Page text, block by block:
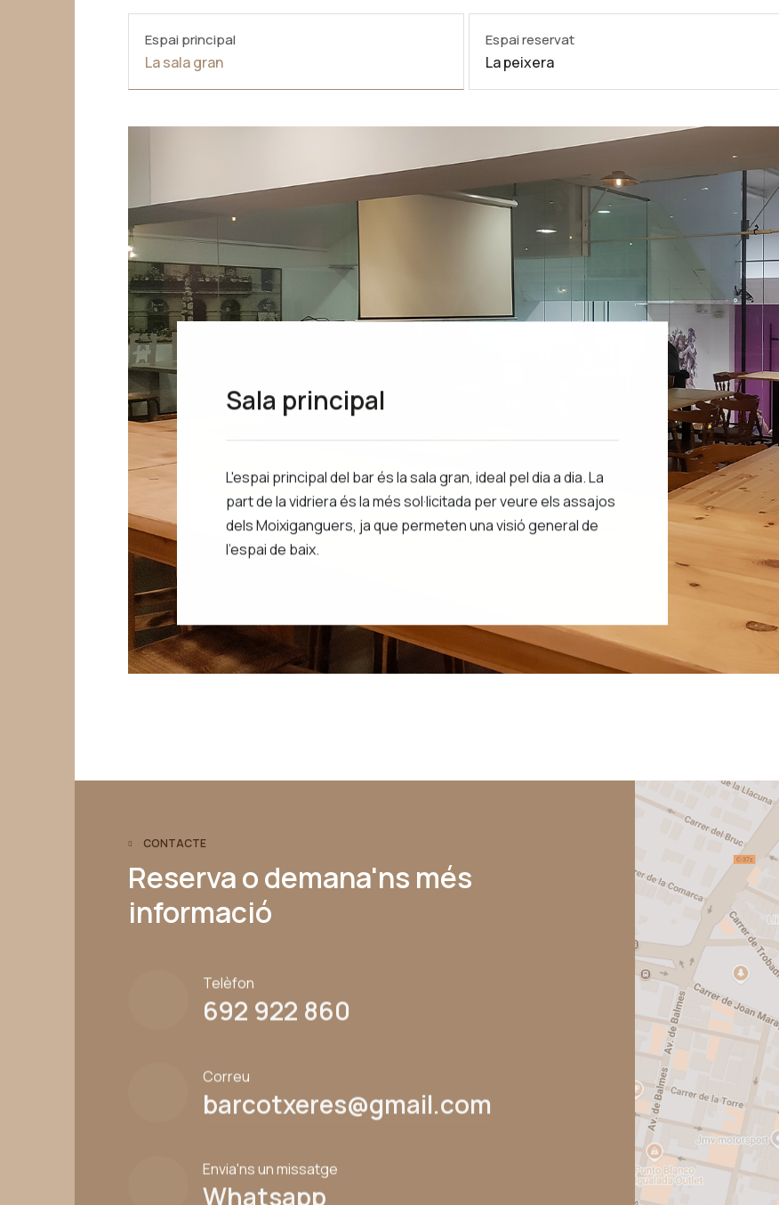
Espai principal
La sala gran
Espai reservat
La peixera
Sala principal
L'espai principal del bar és la sala gran, ideal pel dia a dia. La
part de la vidriera és la més sol·licitada per veure els assajos
dels Moixiganguers, ja que permeten una visió general de
l'espai de baix.
CONTACTE
Reserva o demana'ns més
informació
Telèfon
692 922 860
Correu
barcotxeres@gmail.com
Envia'ns un missatge
Whatsapp